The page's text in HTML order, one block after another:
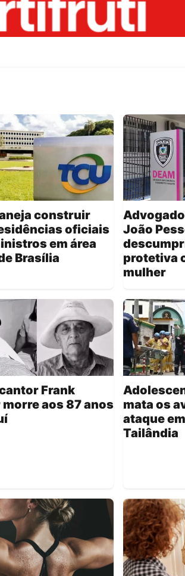
construir
oficiais
em área
Brasília
João
protetiva
mulher
Frank
aos 87 anos
mata os
ataque
Tailândia